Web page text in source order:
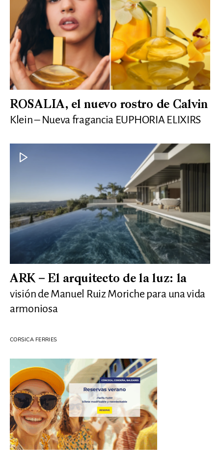
ROSALIA, el nuevo rostro de Calvin
Klein – Nueva fragancia EUPHORIA ELIXIRS
ARK – El arquitecto de la luz: la
visión de Manuel Ruiz Moriche para una vida
armoniosa
CORSICA FERRIES